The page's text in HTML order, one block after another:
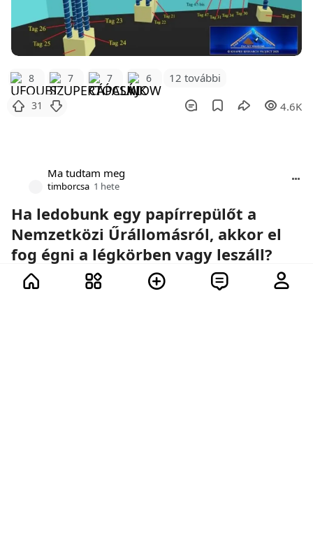
8 7 7 6 12 további
31 4.6K
Ma tudtam meg
timborcsa 1 hete
Ha ledobunk egy papírrepülőt a
Nemzetközi Űrállomásról, akkor el
fog égni a légkörben vagy leszáll?
Űrhajók, papírrepülők és a fizika törvényei.